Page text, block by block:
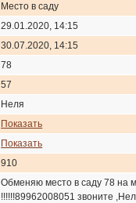
Место в саду
29.01.2020, 14:15
30.07.2020, 14:15
78
57
Неля
Показать
Показать
910
Обменяю место в саду 78 на
!!!!!!89962008051 звоните